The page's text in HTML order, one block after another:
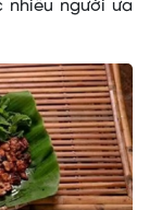
nhiều người ưa